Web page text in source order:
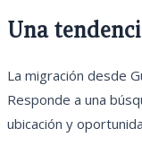
Una
La migración desde
Responde a una
ubicación y